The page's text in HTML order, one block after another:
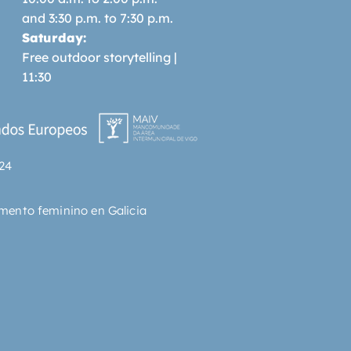
and 3:30 p.m. to 7:30 p.m.
Saturday:
Free outdoor storytelling |
11:30
feminino en Galicia